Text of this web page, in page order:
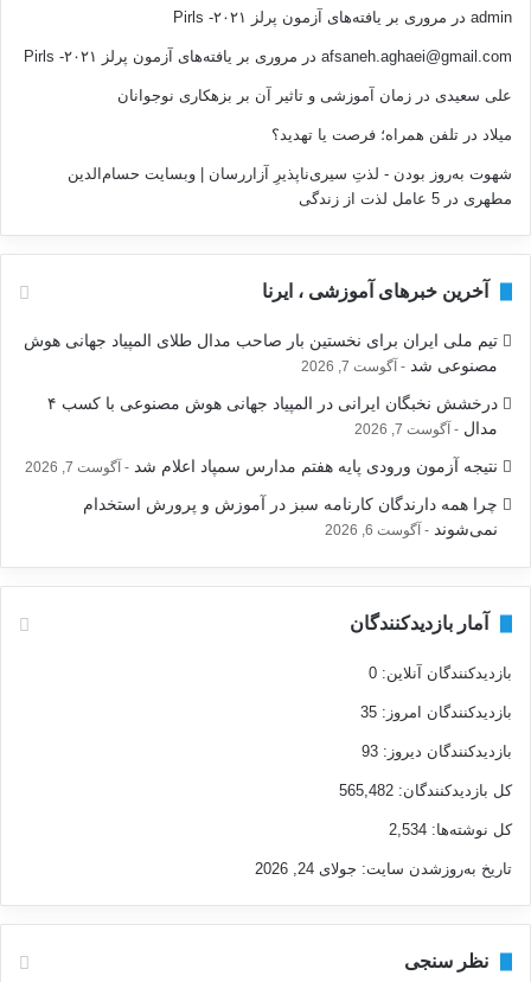
admin در مروری بر یافته‌های آزمون پرلز ۲۰۲۱- Pirls
afsaneh.aghaei@gmail.com در مروری بر یافته‌های آزمون پرلز ۲۰۲۱- Pirls
علی سعیدی در زمان آموزشی و تاثیر آن بر بزهکاری نوجوانان
میلاد در تلفن همراه؛ فرصت يا تهديد؟
شهوت به‌روز بودن - لذتِ سیری‌ناپذیرِ آزاررسان | وبسایت حسام‌الدین
مطهری در 5 عامل لذت از زندگی
آخرین خبرهای آموزشی ، ایرنا
تیم ملی ایران برای نخستین بار صاحب مدال طلای المپیاد جهانی هوش
مصنوعی شد
آگوست 7, 2026
درخشش نخبگان ایرانی در المپیاد جهانی هوش مصنوعی با کسب ۴
مدال
آگوست 7, 2026
نتیجه آزمون ورودی پایه هفتم مدارس سمپاد اعلام شد آگوست 7, 2026
چرا همه دارندگان کارنامه سبز در آموزش و پرورش استخدام
نمی‌شوند
آگوست 6, 2026
آمار بازدیدکنندگان
بازدیدکنندگان آنلاین: 0
بازدیدکنندگان امروز: 35
بازدیدکنندگان دیروز: 93
کل بازدیدکنند‌گان: 565,482
کل نوشته‌ها: 2,534
تاریخ به‌روزشدن سایت: جولای 24, 2026
نظر سنجی